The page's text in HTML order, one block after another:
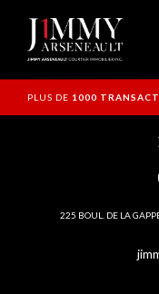
PLUS DE 1000
225 BOUL. DE LA